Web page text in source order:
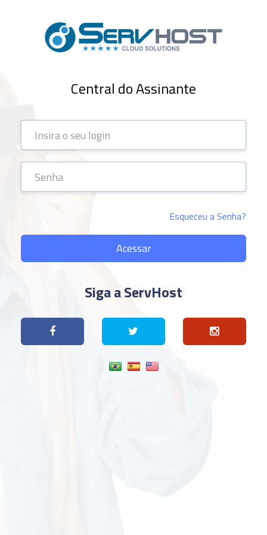
Central do Assinante
Esqueceu a Senha?
Acessar
Siga a ServHost